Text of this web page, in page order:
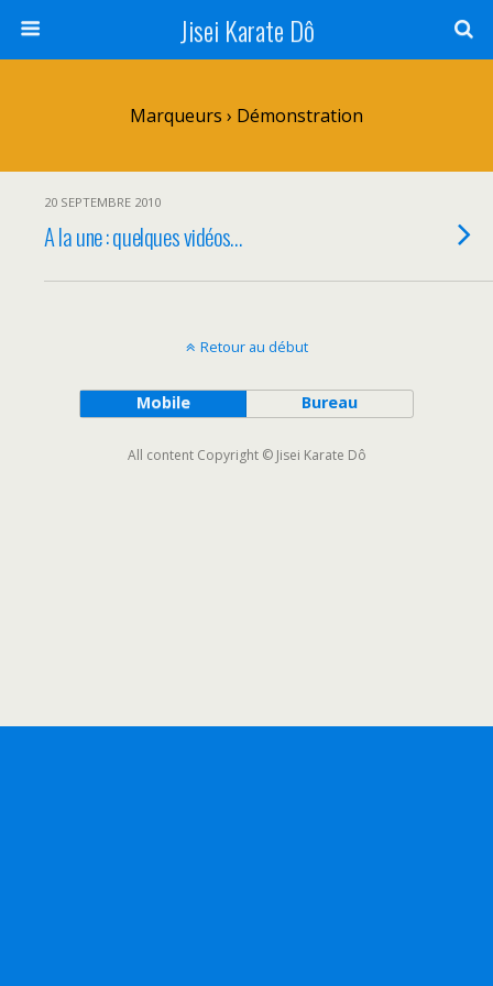
Jisei Karate Dô
Marqueurs › Démonstration
20 SEPTEMBRE 2010
A la une : quelques vidéos…
Retour au début
Mobile Bureau
All content Copyright © Jisei Karate Dô